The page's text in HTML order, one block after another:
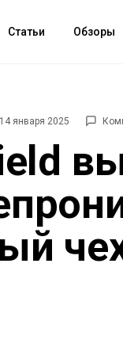
Статьи Обзоры
14 января 2025